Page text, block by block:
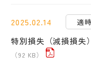
2025.02.14 適
特別損失（減損損失
（92 KB）